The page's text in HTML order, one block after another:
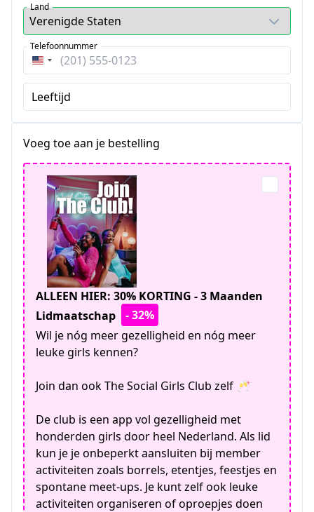
Land
Verenigde
Staten
+1
Telefoonnummer
Leeftijd
Voeg toe aan je bestelling
ALLEEN HIER: 30% KORTING - 3 Maanden
Lidmaatschap
- 32%
Wil je nóg meer gezelligheid en nóg meer
leuke girls kennen?
Join dan ook The Social Girls Club zelf 🥂
De club is een app vol gezelligheid met
honderden girls door heel Nederland. Als lid
kun je je onbeperkt aansluiten bij member
activiteiten zoals borrels, etentjes, feestjes en
spontane meet-ups. Je kunt zelf ook leuke
activiteiten organiseren of oproepjes doen